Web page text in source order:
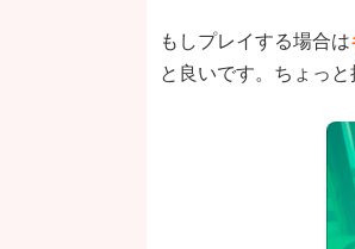
もしプレイする場合は
と良いです。ちょっ